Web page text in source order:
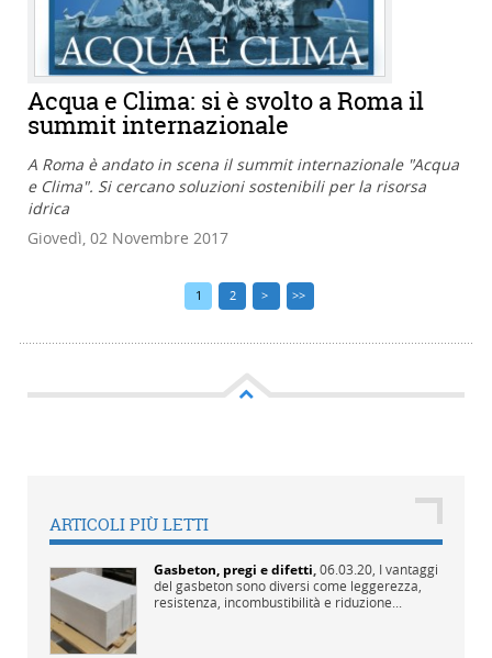
Acqua e Clima: si è svolto a Roma il
summit internazionale
A Roma è andato in scena il summit internazionale "Acqua
e Clima". Si cercano soluzioni sostenibili per la risorsa
idrica
Giovedì, 02 Novembre 2017
1 2 > >>
ARTICOLI PIÙ LETTI
Gasbeton, pregi e difetti,06.03.20, I vantaggi
del gasbeton sono diversi come leggerezza,
resistenza, incombustibilità e riduzione...